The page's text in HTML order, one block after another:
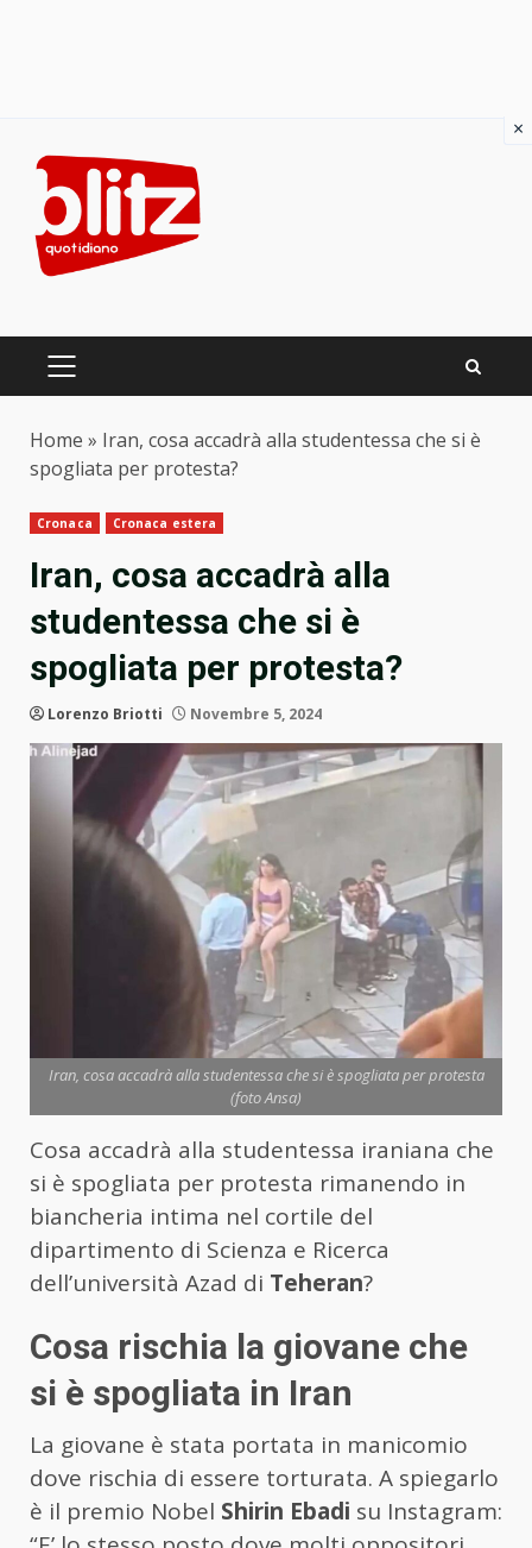
content
PRIMARY
Home » Iran, cosa accadrà alla studentessa che si è
spogliata per protesta?
Cronaca Cronaca estera
Iran, cosa accadrà alla
studentessa che si è
spogliata per protesta?
Lorenzo Briotti Novembre 5, 2024
Iran, cosa accadrà alla studentessa che si è spogliata per protesta
(foto Ansa)
Cosa accadrà alla studentessa iraniana che
si è spogliata per protesta rimanendo in
biancheria intima nel cortile del
dipartimento di Scienza e Ricerca
dell’università Azad di Teheran?
Cosa rischia la giovane che
si è spogliata in Iran
La giovane è stata portata in manicomio
dove rischia di essere torturata. A spiegarlo
è il premio Nobel Shirin Ebadi su Instagram:
×